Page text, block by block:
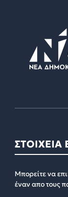
ΣΤΟΙΧΕΙΑ
Μπορείτε να
έναν απο τους